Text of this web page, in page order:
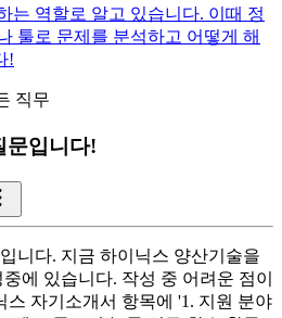
는 역할로 알고 있습니다. 이때 정
툴로 문제를 분석하고 어떻게 해
!
직무
문입니다!
니다. 지금 하이닉스 양산기술을
에 있습니다. 작성 중 어려운 점이
스 자기소개서 항목에 '1. 지원 분야